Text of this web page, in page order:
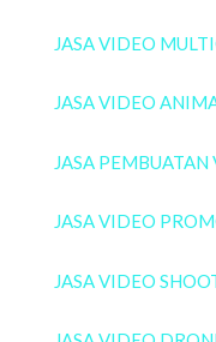
JASA VIDEO
JASA VIDEO
JASA PEMBUATAN
JASA VIDEO
JASA VIDEO